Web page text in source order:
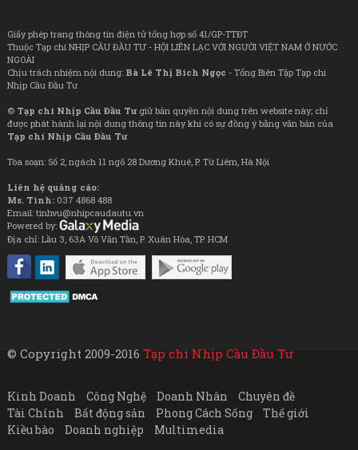
Giấy phép trang thông tin điện tử tổng hợp số 41/GP-TTĐT
Thuộc Tạp chí NHỊP CẦU ĐẦU TƯ - HỘI LIÊN LẠC VỚI NGƯỜI VIỆT NAM Ở NƯỚC
NGOÀI
Chịu trách nhiệm nội dung: Bà Lê Thị Bích Ngọc - Tổng Biên Tập Tạp chí
Nhịp Cầu Đầu Tư
© Tạp chí Nhịp Cầu Đầu Tưgiữ bản quyền nội dung trên website này; chỉ
được phát hành lại nội dung thông tin này khi có sự đồng ý bằng văn bản của
Tạp chí Nhịp Cầu Đầu Tư
Tòa soạn: Số 2, ngách 11 ngõ 28 Dương Khuê, P. Từ Liêm, Hà Nội
Liên hệ quảng cáo:
Ms. Tình: 037 4868 488
Email: tinhvu@nhipcaudautu.vn
Powered by:
Địa chỉ: Lầu 3, 63A Võ Văn Tần, P. Xuân Hòa, TP. HCM
© Copyright 2009-2016 Tạp chí Nhịp Cầu Đầu Tư
Kinh Doanh Công Nghệ Doanh Nhân
Chuyên đề
Tài Chính
Bất động sản Phong Cách Sống
Thế giới
Kiều bào
Doanh nghiệp Multimedia